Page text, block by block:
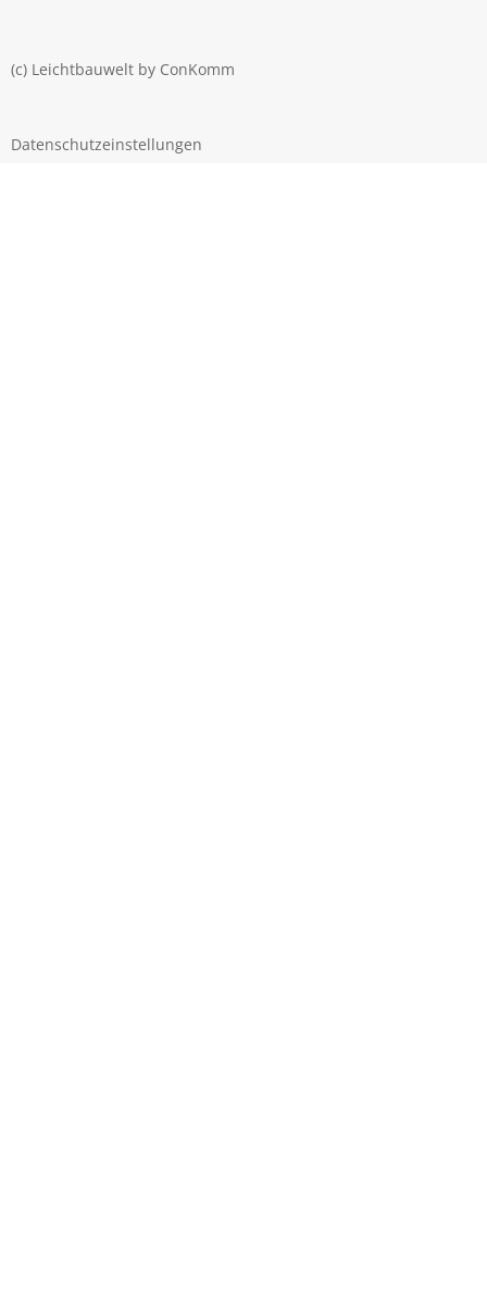
(c) Leichtbauwelt by ConKomm
Datenschutzeinstellungen